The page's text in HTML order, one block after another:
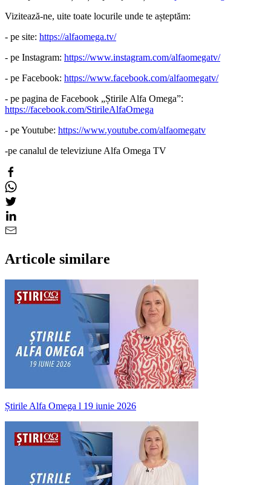
Vizitează-ne, uite toate locurile unde te așteptăm:
- pe site: https://alfaomega.tv/
- pe Instagram: https://www.instagram.com/alfaomegatv/
- pe Facebook: https://www.facebook.com/alfaomegatv/
- pe pagina de Facebook „Știrile Alfa Omega”:
https://facebook.com/StirileAlfaOmega
- pe Youtube: https://www.youtube.com/alfaomegatv
-pe canalul de televiziune Alfa Omega TV
Articole similare
Știrile Alfa Omega l 19 iunie 2026